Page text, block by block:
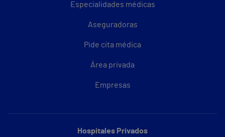
Especialidades médicas
Aseguradoras
Pide cita médica
Área privada
Empresas
Hospitales Privados